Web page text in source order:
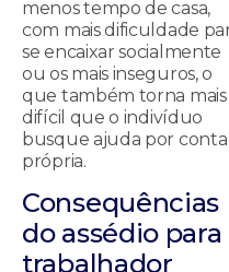
menos tempo de casa,
com mais dificuldade
se encaixar socialmente
ou os mais inseguros, o
que também torna mais
difícil que o indivíduo
busque ajuda por conta
própria.
Consequências
do assédio para
trabalhador